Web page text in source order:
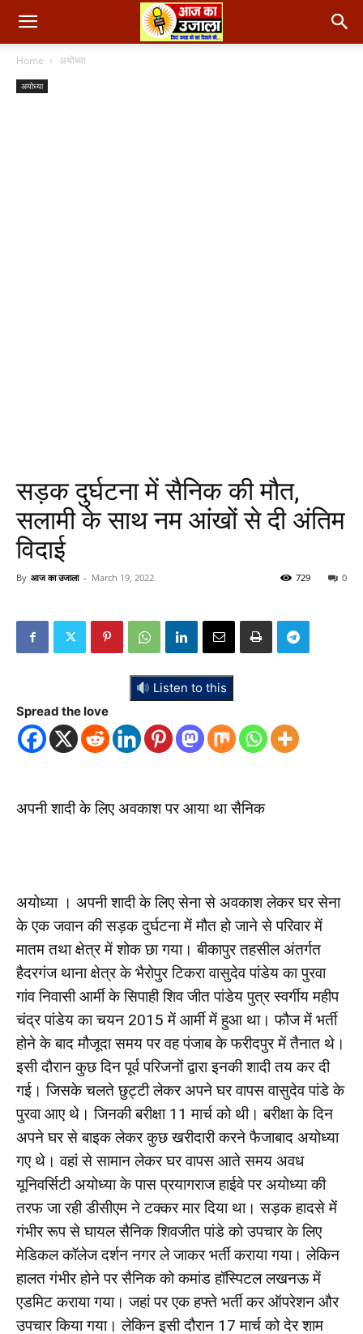
Home अयोध्या
अयोध्या
सड़क दुर्घटना में सैनिक की मौत,
सलामी के साथ नम आंखों से दी अंतिम
विदाई
By आज का उजाला - March 19, 2022 0
729
Listen to this
Spread the love
अपनी शादी के लिए अवकाश पर आया था सैनिक
अयोध्या । अपनी शादी के लिए सेना से अवकाश लेकर घर सेना
के एक जवान की सड़क दुर्घटना में मौत हो जाने से परिवार में
मातम तथा क्षेत्र में शोक छा गया। बीकापुर तहसील अंतर्गत
हैदरगंज थाना क्षेत्र के भैरोपुर टिकरा वासुदेव पांडेय का पुरवा
गांव निवासी आर्मी के सिपाही शिव जीत पांडेय पुत्र स्वर्गीय महीप
चंद्र पांडेय का चयन 2015 में आर्मी में हुआ था। फौज में भर्ती
होने के बाद मौजूदा समय पर वह पंजाब के फरीदपुर में तैनात थे।
इसी दौरान कुछ दिन पूर्व परिजनों द्वारा इनकी शादी तय कर दी
गई। जिसके चलते छुट्टी लेकर अपने घर वापस वासुदेव पांडे के
पुरवा आए थे। जिनकी बरीक्षा 11 मार्च को थी। बरीक्षा के दिन
अपने घर से बाइक लेकर कुछ खरीदारी करने फैजाबाद अयोध्या
गए थे। वहां से सामान लेकर घर वापस आते समय अवध
यूनिवर्सिटी अयोध्या के पास प्रयागराज हाईवे पर अयोध्या की
तरफ जा रही डीसीएम ने टक्कर मार दिया था। सड़क हादसे में
गंभीर रूप से घायल सैनिक शिवजीत पांडे को उपचार के लिए
मेडिकल कॉलेज दर्शन नगर ले जाकर भर्ती कराया गया। लेकिन
हालत गंभीर होने पर सैनिक को कमांड हॉस्पिटल लखनऊ में
एडमिट कराया गया। जहां पर एक हफ्ते भर्ती कर ऑपरेशन और
उपचार किया गया। लेकिन इसी दौरान 17 मार्च को देर शाम